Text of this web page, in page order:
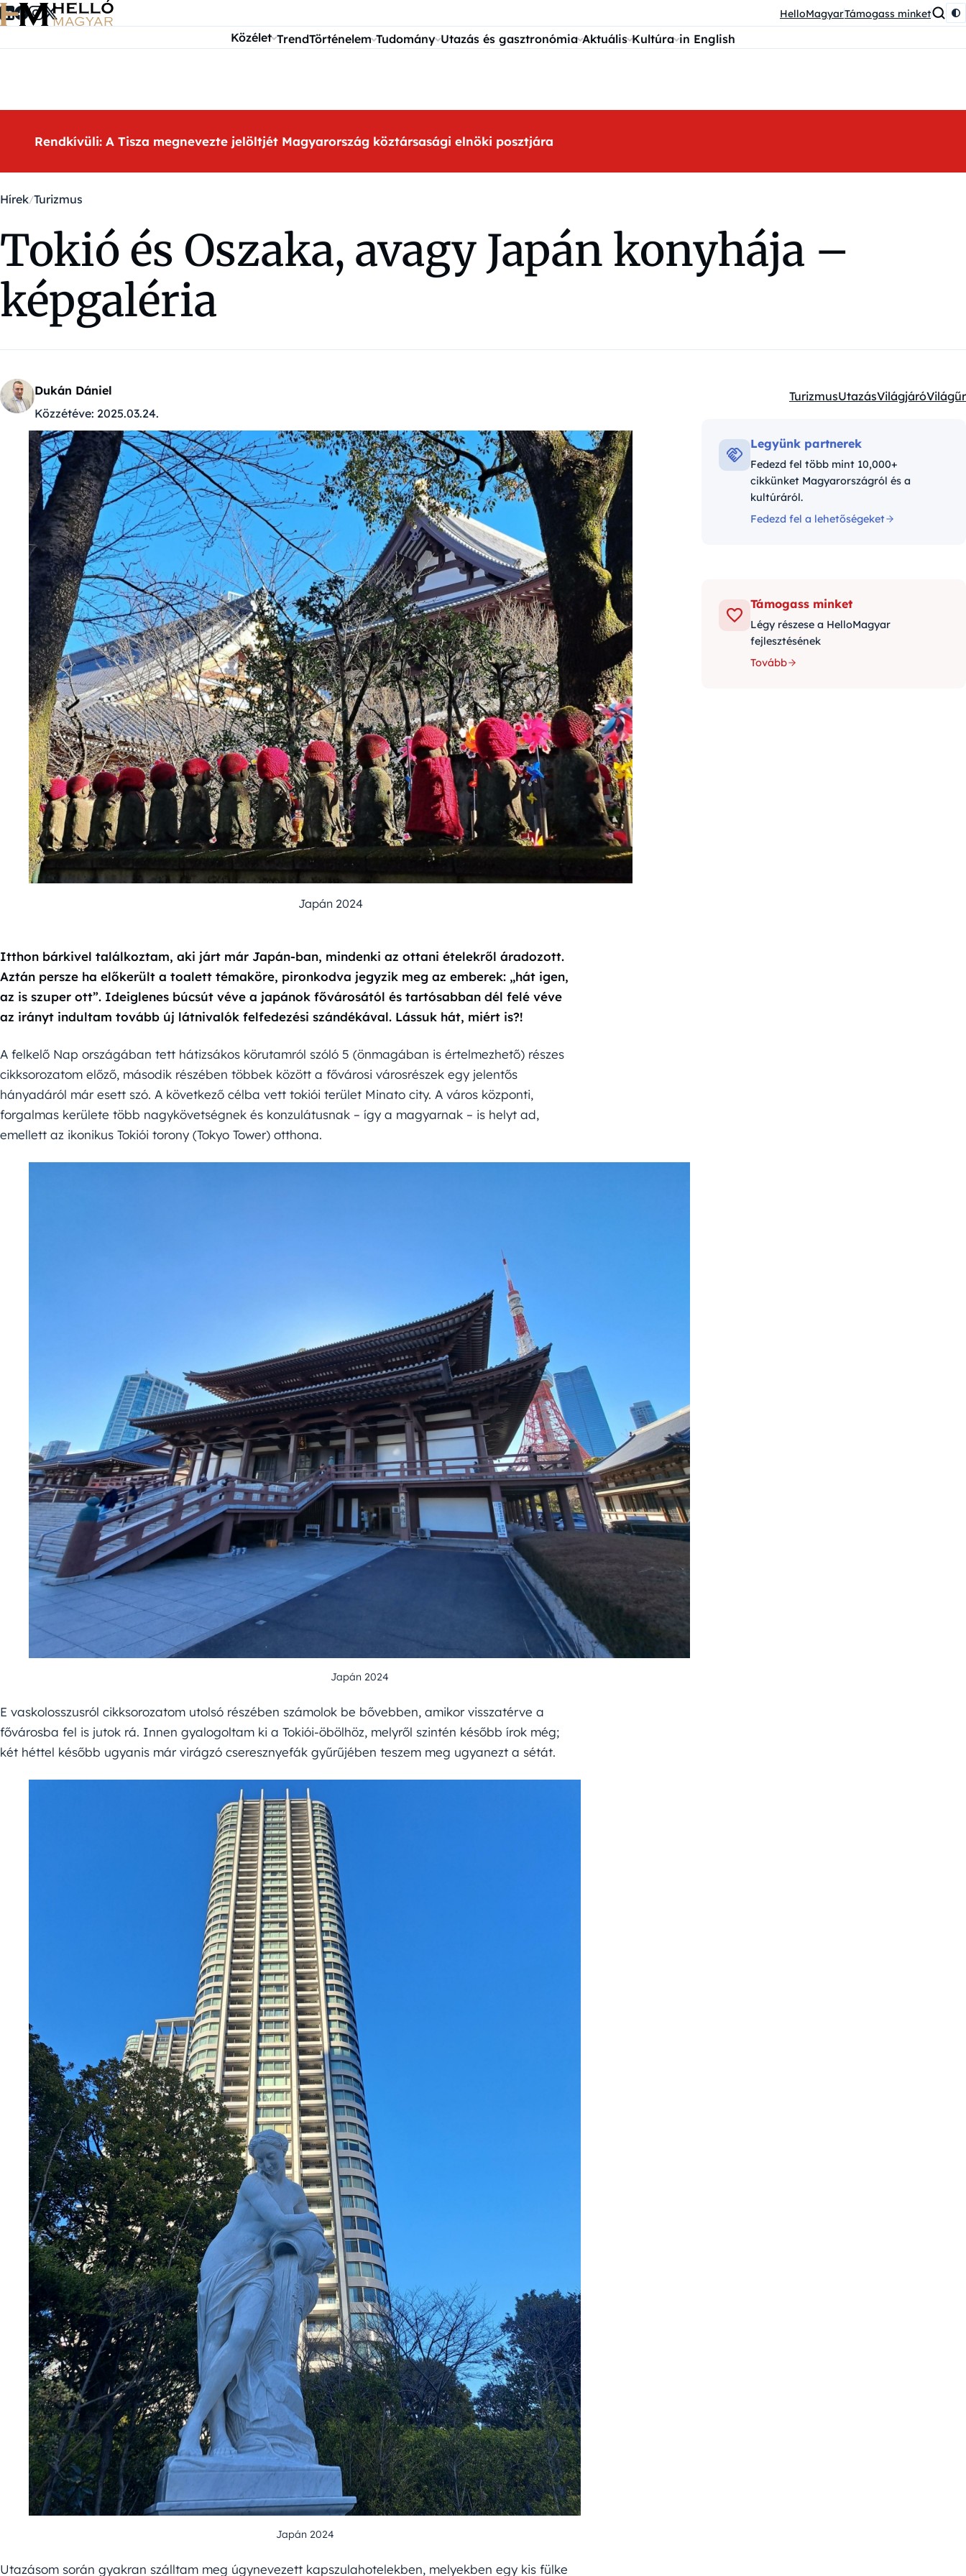
Ugrás a tartalomra HelloMagyarTámogass minket
Közélet TrendTörténelem Tudomány Utazás és gasztronómia Aktuális Kultúra in English
Rendkívüli: A Tisza megnevezte jelöltjét Magyarország köztársasági elnöki posztjára
Hírek Turizmus
Tokió és Oszaka, avagy Japán konyhája –
képgaléria
Dukán Dániel
Közzétéve: 2025.03.24.
Kategóriák:
TurizmusUtazásVilágjáróVilágűr
Japán 2024
Itthon bárkivel találkoztam, aki járt már Japán-ban, mindenki az ottani ételekről áradozott.
Aztán persze ha előkerült a toalett témaköre, pironkodva jegyzik meg az emberek: „hát igen,
az is szuper ott”. Ideiglenes búcsút véve a japánok fővárosától és tartósabban dél felé véve
az irányt indultam tovább új látnivalók felfedezési szándékával. Lássuk hát, miért is?!
A felkelő Nap országában tett hátizsákos körutamról szóló 5 (önmagában is értelmezhető) részes
cikksorozatom előző, második részében többek között a fővárosi városrészek egy jelentős
hányadáról már esett szó. A következő célba vett tokiói terület Minato city. A város központi,
forgalmas kerülete több nagykövetségnek és konzulátusnak – így a magyarnak – is helyt ad,
emellett az ikonikus Tokiói torony (Tokyo Tower) otthona.
Japán 2024
E vaskolosszusról cikksorozatom utolsó részében számolok be bővebben, amikor visszatérve a
fővárosba fel is jutok rá. Innen gyalogoltam ki a Tokiói-öbölhöz, melyről szintén később írok még;
két héttel később ugyanis már virágzó cseresznyefák gyűrűjében teszem meg ugyanezt a sétát.
Japán 2024
Utazásom során gyakran szálltam meg úgynevezett kapszulahotelekben, melyekben egy kis fülke
Legyünk partnerek
Fedezd fel több mint 10,000+
cikkünket Magyarországról és a
kultúráról.
Fedezd fel a lehetőségeket
Támogass minket
Légy részese a HelloMagyar
fejlesztésének
Tovább